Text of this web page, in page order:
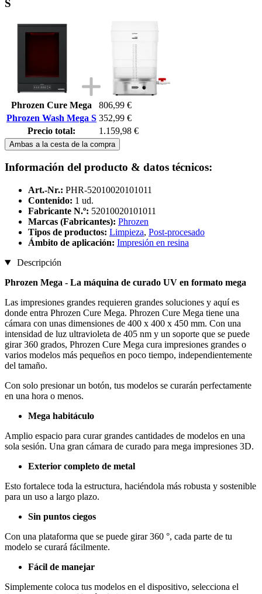
S
Phrozen Cure Mega
806,99 €
Phrozen Wash Mega S 352,99 €
Precio total:
1.159,98 €
Ambas a la cesta de la compra
Información del producto & datos técnicos:
Art.-Nr.: PHR-52010020101011
Contenido: 1 ud.
Fabricante N.º: 52010020101011
Marcas (Fabricantes): Phrozen
Tipos de productos: Limpieza, Post-procesado
Ámbito de aplicación: Impresión en resina
Descripción
Phrozen Mega - La máquina de curado UV en formato mega
Las impresiones grandes requieren grandes soluciones y aquí es
donde entra Phrozen Cure Mega. Phrozen Cure Mega tiene una
cámara con unas dimensiones de 400 x 400 x 450 mm. Con una
intensidad de luz ultravioleta de 405 nm y un soporte que se puede
girar 360 grados, Phrozen Cure Mega cura impresiones grandes o
varios modelos más pequeños en poco tiempo, independientemente
del tamaño.
Con solo presionar un botón, tus modelos se curarán perfectamente
en una hora o menos.
Mega habitáculo
Amplio espacio para curar grandes cantidades de modelos en una
sola sesión. Una gran cámara de curado para mega impresiones 3D.
Exterior completo de metal
Esto fortalece toda la estructura, haciéndola más robusta y sostenible
para un uso a largo plazo.
Sin puntos ciegos
Con una plataforma que se puede girar 360 °, cada parte de tu
modelo se curará fácilmente.
Fácil de manejar
Simplemente coloca tus modelos en el dispositivo, selecciona el